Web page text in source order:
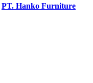
PT. Hanko Furniture